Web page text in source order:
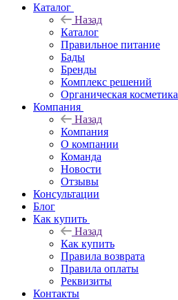
Каталог
Назад
Каталог
Правильное питание
Бады
Бренды
Комплекс решений
Органическая косметика
Компания
Назад
Компания
О компании
Команда
Новости
Отзывы
Консультации
Блог
Как купить
Назад
Как купить
Правила возврата
Правила оплаты
Реквизиты
Контакты